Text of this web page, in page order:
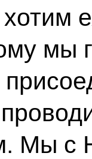
мы
Мы с